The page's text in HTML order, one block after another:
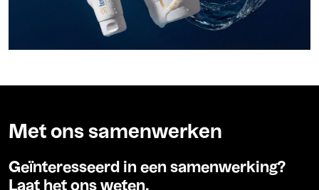
Met ons samenwerken
Geïnteresseerd in een samenwerking?
Laat het ons weten.